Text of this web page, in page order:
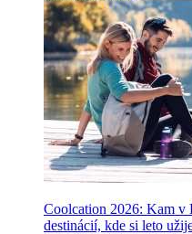
Coolcation 2026: Kam v
destinácií, kde si leto